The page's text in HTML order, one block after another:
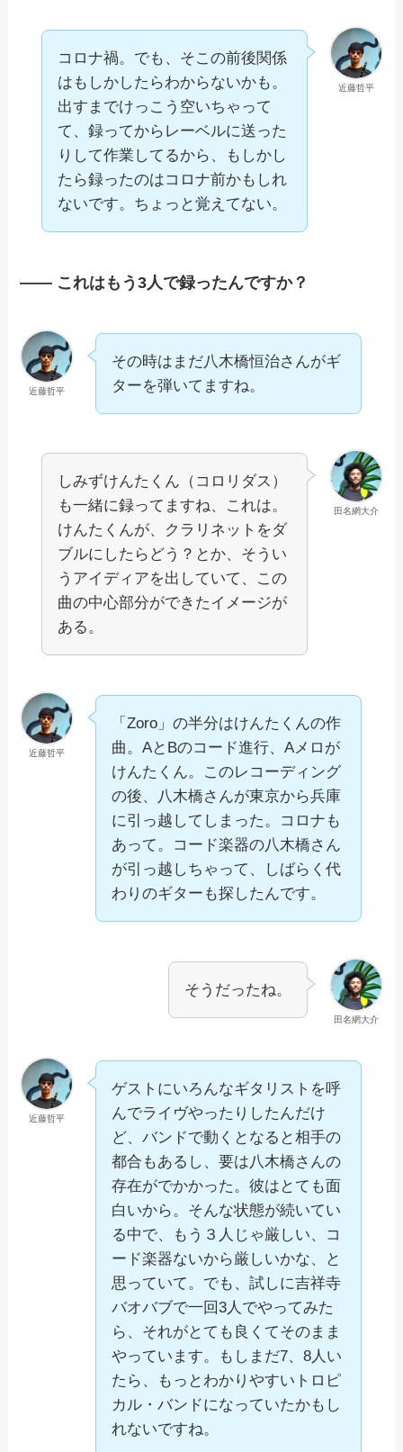
近藤哲平
コロナ禍。でも、そこの前後関係
はもしかしたらわからないかも。
出すまでけっこう空いちゃって
て、録ってからレーベルに送った
りして作業してるから、もしかし
たら録ったのはコロナ前かもしれ
ないです。ちょっと覚えてない。
—— これはもう3人で録ったんですか？
近藤哲平
その時はまだ八木橋恒治さんがギ
ターを弾いてますね。
田名網大介
しみずけんたくん（コロリダス）
も一緒に録ってますね、これは。
けんたくんが、クラリネットをダ
ブルにしたらどう？とか、そうい
うアイディアを出していて、この
曲の中心部分ができたイメージが
ある。
近藤哲平
「Zoro」の半分はけんたくんの作
曲。AとBのコード進行、Aメロが
けんたくん。このレコーディング
の後、八木橋さんが東京から兵庫
に引っ越してしまった。コロナも
あって。コード楽器の八木橋さん
が引っ越しちゃって、しばらく代
わりのギターも探したんです。
田名網大介
そうだったね。
近藤哲平
ゲストにいろんなギタリストを呼
んでライヴやったりしたんだけ
ど、バンドで動くとなると相手の
都合もあるし、要は八木橋さんの
存在がでかかった。彼はとても面
白いから。そんな状態が続いてい
る中で、もう３人じゃ厳しい、コ
ード楽器ないから厳しいかな、と
思っていて。でも、試しに吉祥寺
バオバブで一回3人でやってみた
ら、それがとても良くてそのまま
やっています。もしまだ7、8人い
たら、もっとわかりやすいトロピ
カル・バンドになっていたかもし
れないですね。